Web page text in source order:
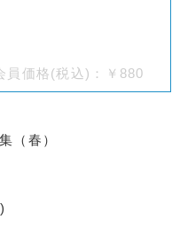
員価格(税込)：￥880
（春）